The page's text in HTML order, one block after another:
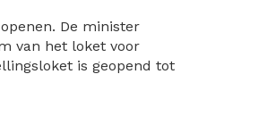
De minister
van het loket voor
is geopend tot